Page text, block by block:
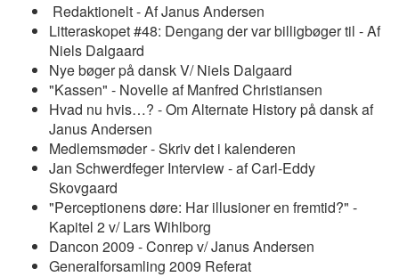
Redaktionelt - Af Janus Andersen
Litteraskopet #48: Dengang der var billigbøger til - Af
Niels Dalgaard
Nye bøger på dansk V/ Niels Dalgaard
"Kassen" - Novelle af Manfred Christiansen
Hvad nu hvis…? - Om Alternate History på dansk af
Janus Andersen
Medlemsmøder - Skriv det i kalenderen
Jan Schwerdfeger Interview - af Carl-Eddy
Skovgaard
"Perceptionens døre: Har illusioner en fremtid?" -
Kapitel 2 v/ Lars Wihlborg
Dancon 2009 - Conrep v/ Janus Andersen
Generalforsamling 2009 Referat